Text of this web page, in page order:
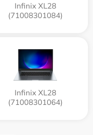
Infinix XL28
(71008301084)
Infinix XL28
(71008301064)